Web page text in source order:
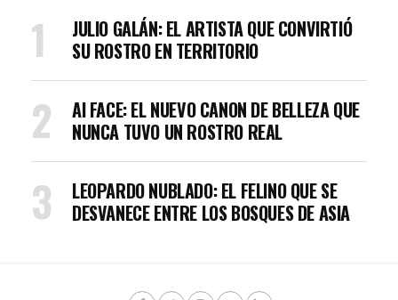
JULIO GALÁN: EL ARTISTA QUE CONVIRTIÓ
SU ROSTRO EN TERRITORIO
AI FACE: EL NUEVO CANON DE BELLEZA QUE
NUNCA TUVO UN ROSTRO REAL
LEOPARDO NUBLADO: EL FELINO QUE SE
DESVANECE ENTRE LOS BOSQUES DE ASIA